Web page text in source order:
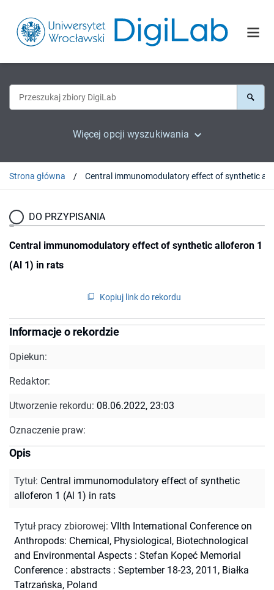
Więcej opcji wyszukiwania
Strona główna
DO PRZYPISANIA
Central immunomodulatory effect of synthetic alloferon 1
(Al 1) in rats
Kopiuj link do rekordu
Informacje o rekordzie
Opiekun:
Redaktor:
Utworzenie rekordu: 08.06.2022, 23:03
Oznaczenie praw:
Opis
Tytuł: Central immunomodulatory effect of synthetic
alloferon 1 (Al 1) in rats
Tytuł pracy zbiorowej: VIIth International Conference on
Anthropods: Chemical, Physiological, Biotechnological
and Environmental Aspects : Stefan Kopeć Memorial
Conference : abstracts : September 18-23, 2011, Białka
Tatrzańska, Poland